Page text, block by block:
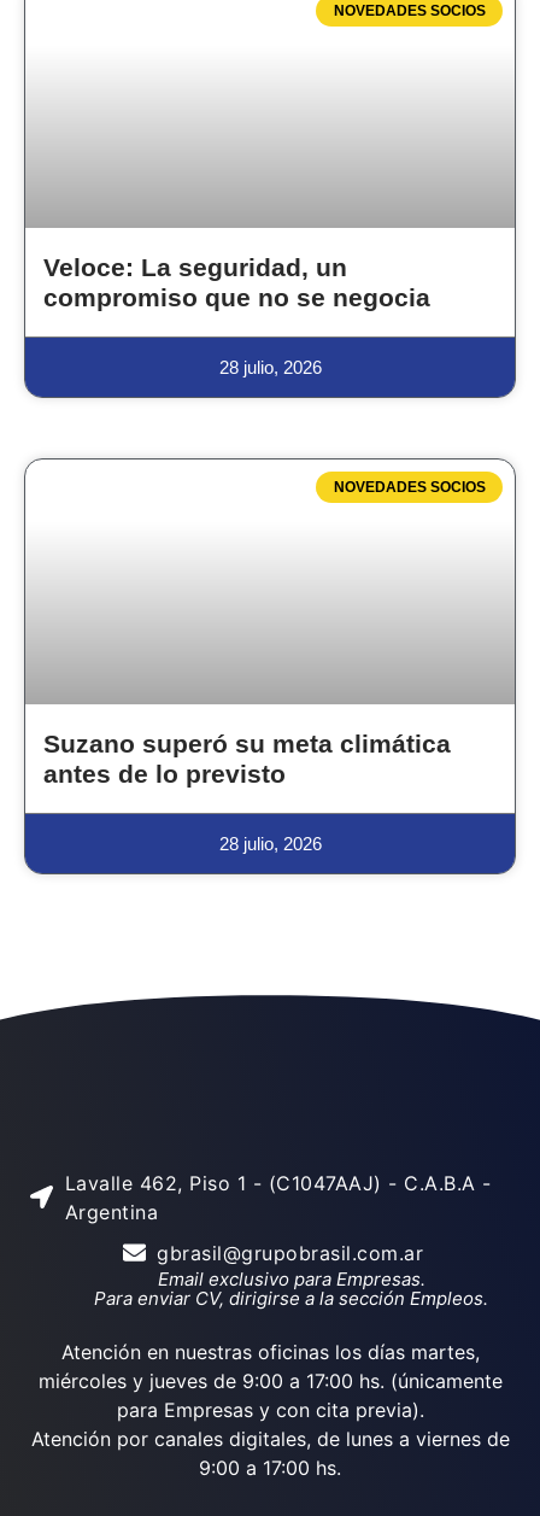
NOVEDADES SOCIOS
Veloce: La seguridad, un
compromiso que no se negocia
28 julio, 2026
NOVEDADES SOCIOS
Suzano superó su meta climática
antes de lo previsto
28 julio, 2026
Lavalle 462, Piso 1 - (C1047AAJ) - C.A.B.A -
Argentina
gbrasil@grupobrasil.com.ar
Email exclusivo para Empresas.
Para enviar CV, dirigirse a la sección Empleos.
Atención en nuestras oficinas los días martes,
miércoles y jueves de 9:00 a 17:00 hs. (únicamente
para Empresas y con cita previa).
Atención por canales digitales, de lunes a viernes de
9:00 a 17:00 hs.